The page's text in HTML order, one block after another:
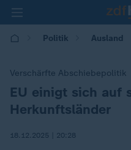
Politik Ausland
Verschärfte Abschiebepolitik
:EU einigt sich auf
Herkunftsländer
18.12.2025 | 20:28